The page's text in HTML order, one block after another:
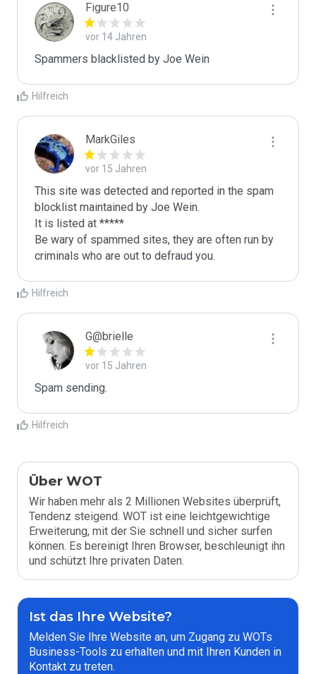
Figure10
vor 14 Jahren
Spammers blacklisted by Joe Wein
Hilfreich
MarkGiles
vor 15 Jahren
This site was detected and reported in the spam
blocklist maintained by Joe Wein.
It is listed at *****
Be wary of spammed sites, they are often run by
criminals who are out to defraud you.
Hilfreich
G@brielle
vor 15 Jahren
Spam sending.
Hilfreich
Über WOT
Wir haben mehr als 2 Millionen Websites überprüft,
Tendenz steigend. WOT ist eine leichtgewichtige
Erweiterung, mit der Sie schnell und sicher surfen
können. Es bereinigt Ihren Browser, beschleunigt ihn
und schützt Ihre privaten Daten.
Ist das Ihre Website?
Melden Sie Ihre Website an, um Zugang zu WOTs
Business-Tools zu erhalten und mit Ihren Kunden in
Kontakt zu treten.